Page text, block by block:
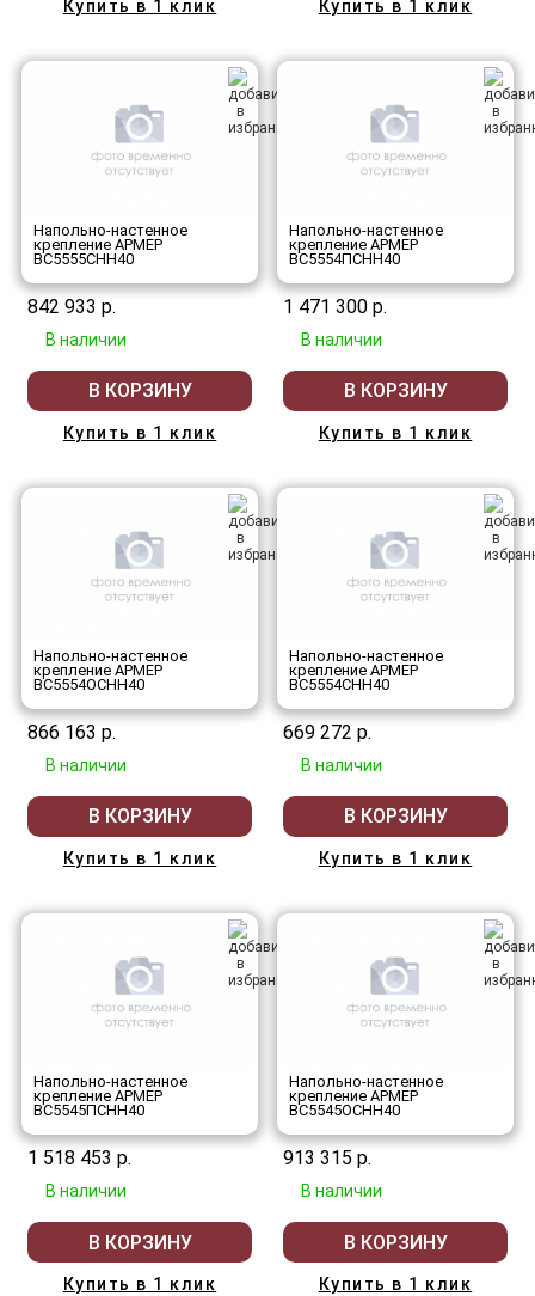
Купить в 1 клик Купить в 1 клик
Напольно-настенное
крепление АРМЕР
ВС5555СНН40
842 933 р.
В наличии
В КОРЗИНУ
Купить в 1 клик
Напольно-настенное
крепление АРМЕР
ВС5554ПСНН40
1 471 300 р.
В наличии
В КОРЗИНУ
Купить в 1 клик
Напольно-настенное
крепление АРМЕР
ВС5554ОСНН40
866 163 р.
В наличии
В КОРЗИНУ
Купить в 1 клик
Напольно-настенное
крепление АРМЕР
ВС5554СНН40
669 272 р.
В наличии
В КОРЗИНУ
Купить в 1 клик
Напольно-настенное
крепление АРМЕР
ВС5545ПСНН40
1 518 453 р.
В наличии
В КОРЗИНУ
Купить в 1 клик
Напольно-настенное
крепление АРМЕР
ВС5545ОСНН40
913 315 р.
В наличии
В КОРЗИНУ
Купить в 1 клик